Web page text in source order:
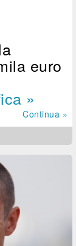
euro
»
Continua »